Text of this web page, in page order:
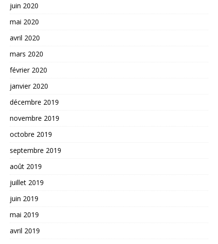
juin 2020
mai 2020
avril 2020
mars 2020
février 2020
janvier 2020
décembre 2019
novembre 2019
octobre 2019
septembre 2019
août 2019
juillet 2019
juin 2019
mai 2019
avril 2019